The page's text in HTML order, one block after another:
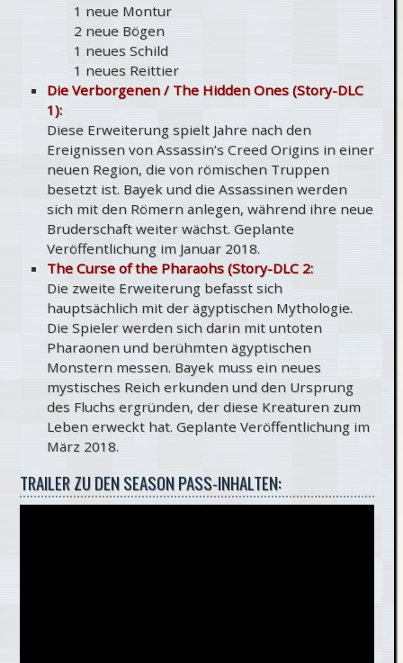
1 neue Montur
2 neue Bögen
1 neues Schild
1 neues Reittier
Die Verborgenen / The Hidden Ones (Story-DLC
1):
Diese Erweiterung spielt Jahre nach den
Ereignissen von Assassin’s Creed Origins in einer
neuen Region, die von römischen Truppen
besetzt ist. Bayek und die Assassinen werden
sich mit den Römern anlegen, während ihre neue
Bruderschaft weiter wächst. Geplante
Veröffentlichung im Januar 2018.
The Curse of the Pharaohs (Story-DLC 2:
Die zweite Erweiterung befasst sich
hauptsächlich mit der ägyptischen Mythologie.
Die Spieler werden sich darin mit untoten
Pharaonen und berühmten ägyptischen
Monstern messen. Bayek muss ein neues
mystisches Reich erkunden und den Ursprung
des Fluchs ergründen, der diese Kreaturen zum
Leben erweckt hat. Geplante Veröffentlichung im
März 2018.
TRAILER ZU DEN SEASON PASS-INHALTEN: